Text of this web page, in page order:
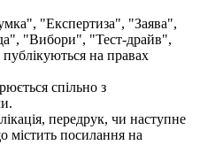
"Експертиза", "Заява",
"Вибори", "Тест-драйв",
на правах
спільно з
передрук, чи наступне
містить посилання на